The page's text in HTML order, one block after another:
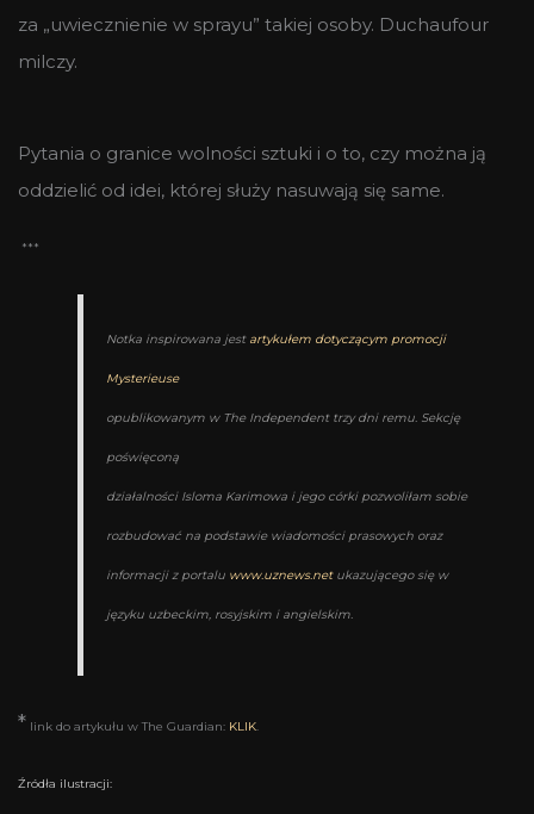
za „uwiecznienie w sprayu” takiej osoby. Duchaufour
milczy.
Pytania o granice wolności sztuki i o to, czy można ją
oddzielić od idei, której służy nasuwają się same.
***
Notka inspirowana jest artykułem dotyczącym promocji
Mysterieuse
opublikowanym w The Independent trzy dni remu. Sekcję
poświęconą
działalności Isloma Karimowa i jego córki pozwoliłam sobie
rozbudować na podstawie wiadomości prasowych oraz
informacji z portalu www.uznews.net ukazującego się w
języku uzbeckim, rosyjskim i angielskim.
* link do artykułu w The Guardian: KLIK.
Źródła ilustracji: